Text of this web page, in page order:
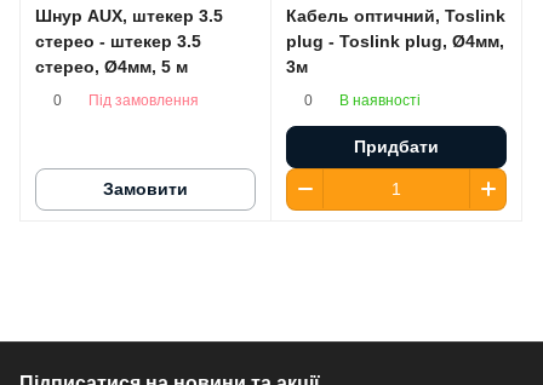
Шнур AUX, штекер 3.5
стерео - штекер 3.5
стерео, Ø4мм, 5 м
0 Під замовлення
Замовити
Кабель оптичний, Toslink
plug - Toslink plug, Ø4мм,
3м
0 В наявності
Придбати